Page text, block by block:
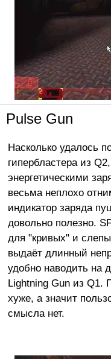
Pulse Gun
Насколько удалось
гипербластера из
энергетическими
весьма неплохо
индикатор заряда
довольно полезно.
для "кривых" и
выдаёт длинный
удобно наводить на
Lightning Gun из Q1.
хуже, а значит
смысла нет.